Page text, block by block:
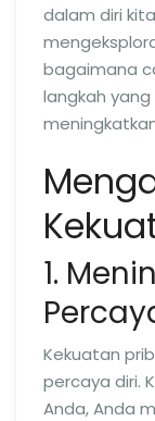
dalam diri
bagaimana
langkah
1.
Kekuatan
percaya diri.
Anda, Anda